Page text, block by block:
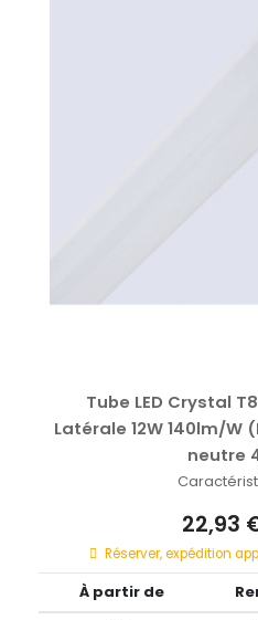
Tube LED Crystal
Latérale 12W 140lm/W
neutre
22,93
Réserver, expédition
À partir de